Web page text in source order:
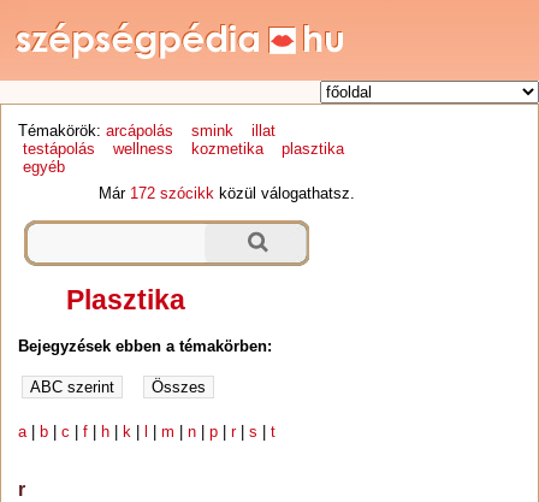
Témakörök: arcápolás smink
illat
testápolás
wellness kozmetika
plasztika
egyéb
Már 172 szócikk közül válogathatsz.
Plasztika
Bejegyzések ebben a témakörben:
a| b |c |f h k |m |n |p |r|s |t
r